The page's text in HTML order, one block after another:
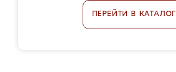
ПЕРЕЙТИ В КАТАЛОГ